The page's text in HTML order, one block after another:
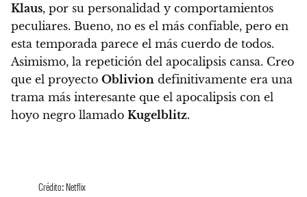
Klaus, por su personalidad y comportamientos
peculiares. Bueno, no es el más confiable, pero en
esta temporada parece el más cuerdo de todos.
Asimismo, la repetición del apocalipsis cansa. Creo
que el proyecto Oblivion definitivamente era una
trama más interesante que el apocalipsis con el
hoyo negro llamado Kugelblitz.
Crédito: Netflix